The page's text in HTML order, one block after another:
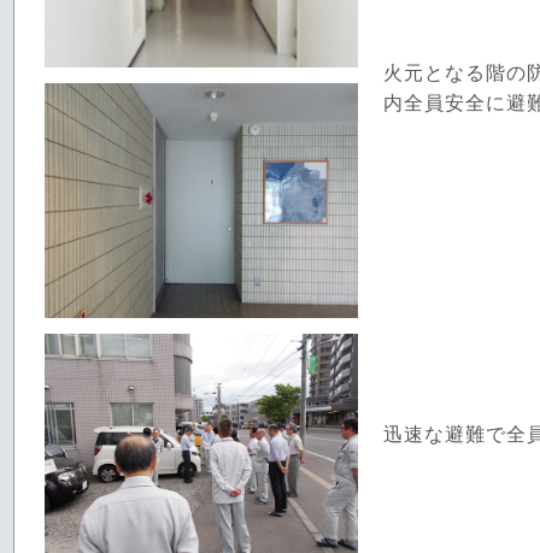
火元となる階の
内全員安全に避
迅速な避難で全